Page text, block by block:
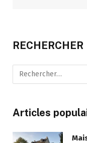
RECHERCHER
Articles